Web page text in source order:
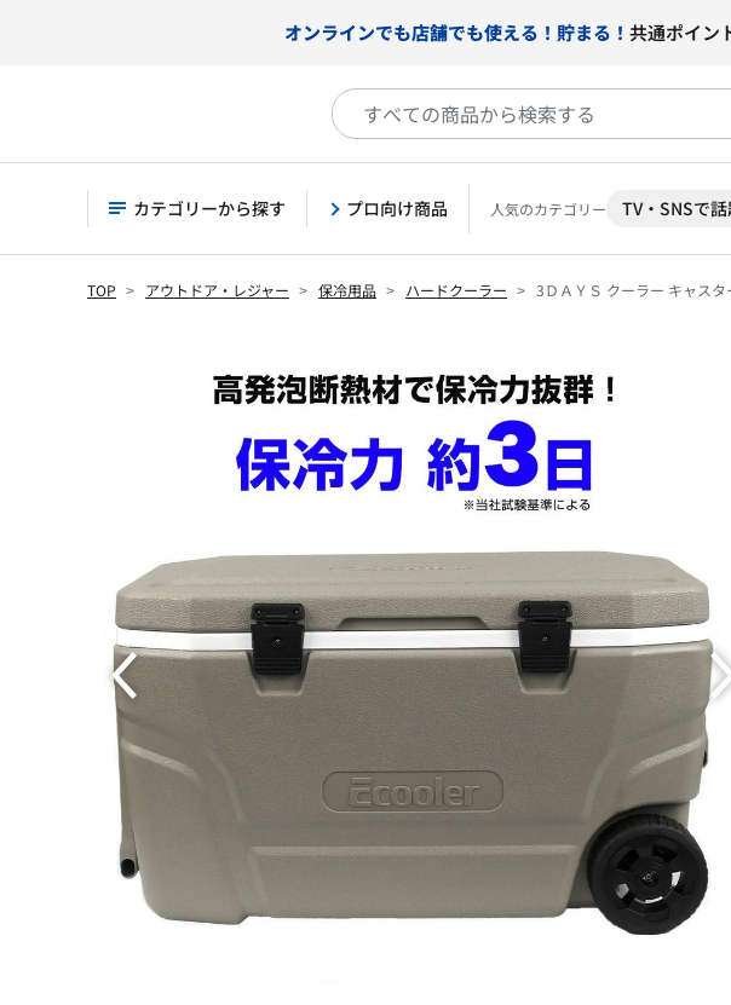
オンラインでも店舗でも使える！貯まる！ 共通ポイン
カテゴリーから探す プロ向け商品 人気のカテゴリー TV・SNSで
TOP アウトドア・レジャー 保冷用品 ハードクーラー 3ＤＡＹＳ クーラー キャスタ